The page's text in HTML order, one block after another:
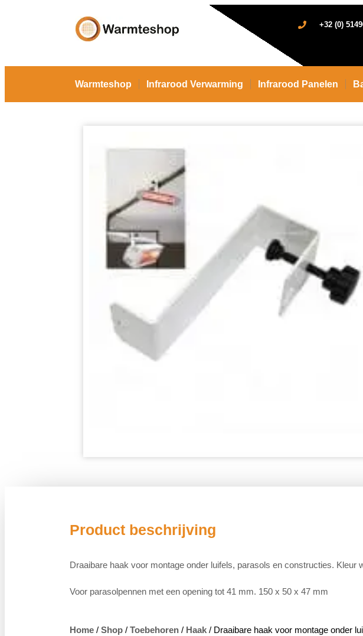
+32 (0)
Warmteshop Infrarood Verwarming Infrarood Panelen
Product beschrijving
Draaibare haak voor montage onder luifels, parasols en constructies. Kleur
Voor parasolpennen met een opening tot 41 mm. 150 x 50 x 47 mm
Home / Shop / Toebehoren / Haak / Draaibare haak voor montage onder